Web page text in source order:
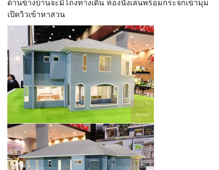
ด้านข้างบ้านจะมีโถงทางเดิน ห้องนั่งเล่นพร้อมกระจกเข้ามุม
เปิดวิวเข้าหาสวน